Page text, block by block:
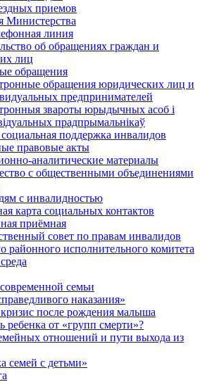
приемов
Министерства
линия
об обращениях граждан и
лиц
обращения
обращения юридических лиц и
предпринимателей
звароты юрыдычных асоб і
прадпрымальнікаў
социальная поддержка инвалидов
правовые акты
аналитические материалы
с общественными объединениями
с инвалидностью
карта социальных контактов
приёмная
совет по правам инвалидов
районного исполнительного комитета
семьи
наказания»
после рождения малыша
ребенка от «групп смерти»?
отношений и пути выхода из
семей с детьми»